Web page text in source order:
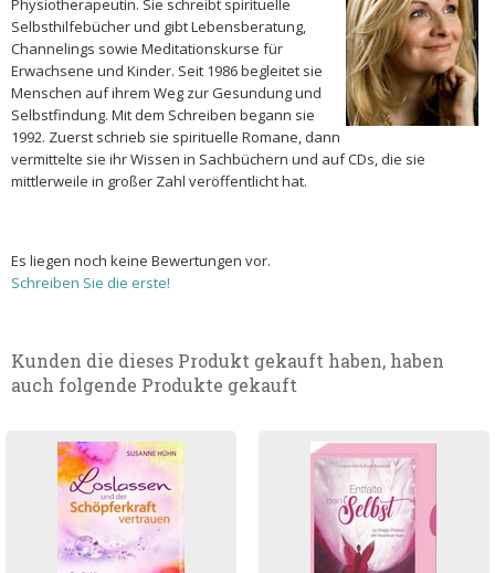
Physiotherapeutin. Sie schreibt spirituelle
Selbsthilfebücher und gibt Lebensberatung,
Channelings sowie Meditationskurse für
Erwachsene und Kinder. Seit 1986 begleitet sie
Menschen auf ihrem Weg zur Gesundung und
Selbstfindung. Mit dem Schreiben begann sie
1992. Zuerst schrieb sie spirituelle Romane, dann
vermittelte sie ihr Wissen in Sachbüchern und auf CDs, die sie
mittlerweile in großer Zahl veröffentlicht hat.
Es liegen noch keine Bewertungen vor.
Schreiben Sie die erste!
Kunden die dieses Produkt gekauft haben, haben
auch folgende Produkte gekauft